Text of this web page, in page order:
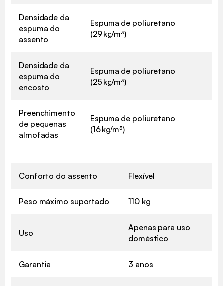
Densidade da
espuma do
assento
Espuma de poliuretano
(29 kg/m³)
Densidade da
espuma do
encosto
Espuma de poliuretano
(25 kg/m³)
Preenchimento
de pequenas
almofadas
Espuma de poliuretano
(16 kg/m³)
Conforto do assento Flexível
Peso máximo suportado 110 kg
Uso
Apenas para uso
doméstico
Garantia 3 anos